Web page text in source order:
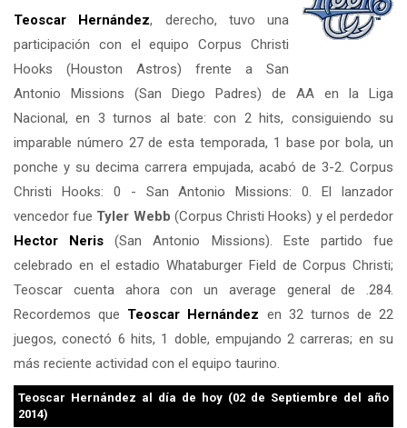
Teoscar Hernández, derecho, tuvo una
participación con el equipo Corpus Christi
Hooks (Houston Astros) frente a San
Antonio Missions (San Diego Padres) de AA en la Liga
Nacional, en 3 turnos al bate: con 2 hits, consiguiendo su
imparable número 27 de esta temporada, 1 base por bola, un
ponche y su decima carrera empujada, acabó de 3-2. Corpus
Christi Hooks: 0 - San Antonio Missions: 0. El lanzador
vencedor fue Tyler Webb (Corpus Christi Hooks) y el perdedor
Hector Neris (San Antonio Missions). Este partido fue
celebrado en el estadio Whataburger Field de Corpus Christi;
Teoscar cuenta ahora con un average general de .284.
Recordemos que Teoscar Hernández en 32 turnos de 22
juegos, conectó 6 hits, 1 doble, empujando 2 carreras; en su
más reciente actividad con el equipo taurino.
Teoscar Hernández al día de hoy (02 de Septiembre del año
2014)